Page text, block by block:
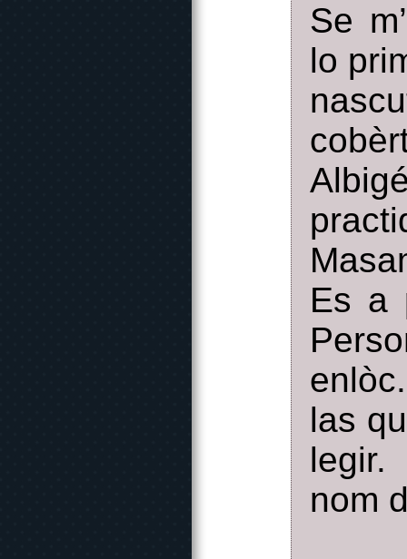
Se
lo
Es a
las
legir.
nom